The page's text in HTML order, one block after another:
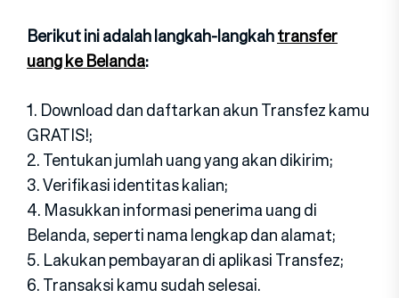
Berikut ini adalah langkah-langkahtransfer
uang ke Belanda:
1. Download dan daftarkan akun Transfez kamu
GRATIS!;
2. Tentukan jumlah uang yang akan dikirim;
3. Verifikasi identitas kalian;
4. Masukkan informasi penerima uang di
Belanda, seperti nama lengkap dan alamat;
5. Lakukan pembayaran di aplikasi Transfez;
6. Transaksi kamu sudah selesai.